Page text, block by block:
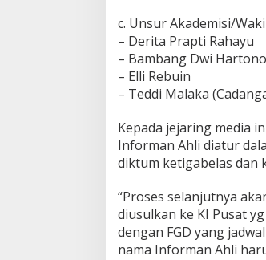
c. Unsur Akademisi/
– Derita Prapti Rahayu
– Bambang Dwi Hartono
– Elli Rebuin
– Teddi Malaka
Kepada jejaring media
Informan Ahli diatur
diktum ketigabelas dan
“Proses selanjutnya
diusulkan ke KI Pusat
dengan FGD yang
nama Informan Ahli